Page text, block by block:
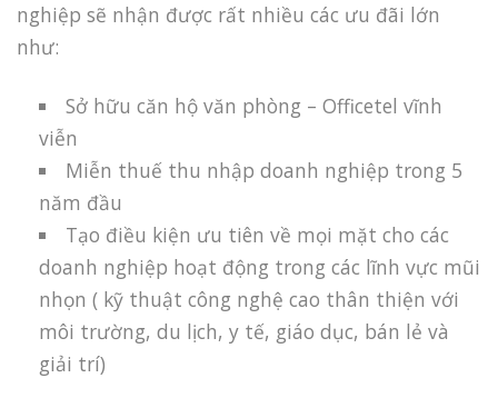
nghiệp sẽ nhận được rất nhiều các ưu đãi lớn
như:
Sở hữu căn hộ văn phòng – Officetel vĩnh
viễn
Miễn thuế thu nhập doanh nghiệp trong 5
năm đầu
Tạo điều kiện ưu tiên về mọi mặt cho các
doanh nghiệp hoạt động trong các lĩnh vực mũi
nhọn ( kỹ thuật công nghệ cao thân thiện với
môi trường, du lịch, y tế, giáo dục, bán lẻ và
giải trí)